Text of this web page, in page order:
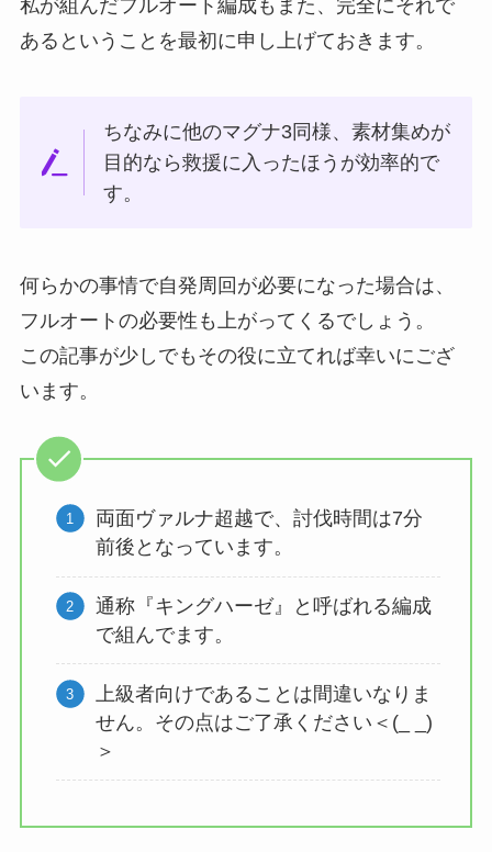
私が組んだフルオート編成もまた、完全にそれで
あるということを最初に申し上げておきます。
ちなみに他のマグナ3同様、素材集めが
目的なら救援に入ったほうが効率的で
す。
何らかの事情で自発周回が必要になった場合は、
フルオートの必要性も上がってくるでしょう。
この記事が少しでもその役に立てれば幸いにござ
います。
両面ヴァルナ超越で、討伐時間は7分
前後となっています。
通称『キングハーゼ』と呼ばれる編成
で組んでます。
上級者向けであることは間違いなりま
せん。その点はご了承ください＜(_ _)
＞